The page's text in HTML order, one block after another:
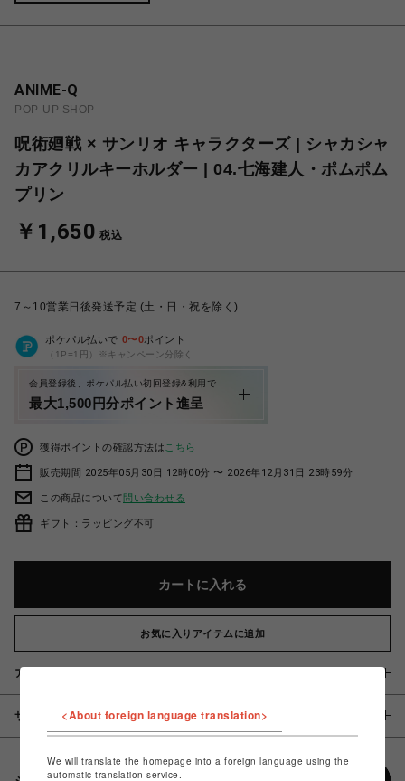
ANIME-Q
POP-UP SHOP
呪術廻戦 × サンリオ キャラクターズ | シャカシャ
カアクリルキーホルダー | 04.七海建人・ポムポム
プリン
￥1,650 税込
7～10営業日後発送予定 (土・日・祝を除く)
ポケパル払いで 0〜0ポイント
（1P=1円）※キャンペーン分除く
会員登録後、ポケパル払い初回登録&利用で
最大1,500円分ポイント進呈
獲得ポイントの確認方法は こちら
販売期間 2025年05月30日 12時00分 〜 2026年12月31日 23時59分
この商品について問い合わせる
ギフト：ラッピング不可
カートに入れる
お気に入りアイテムに追加
アイテム説明 / 素材
サイズ <About foreign language translation>
We will translate the homepage into a foreign language using the
automatic translation service.